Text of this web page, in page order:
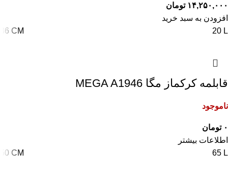
۱۴,۲۵۰,۰۰۰ تومان
افزودن به سبد خرید
20 L
36 CM
قابلمه کرکماز مگا MEGA A1946
ناموجود
۰ تومان
اطلاعات بیشتر
65 L
50 CM